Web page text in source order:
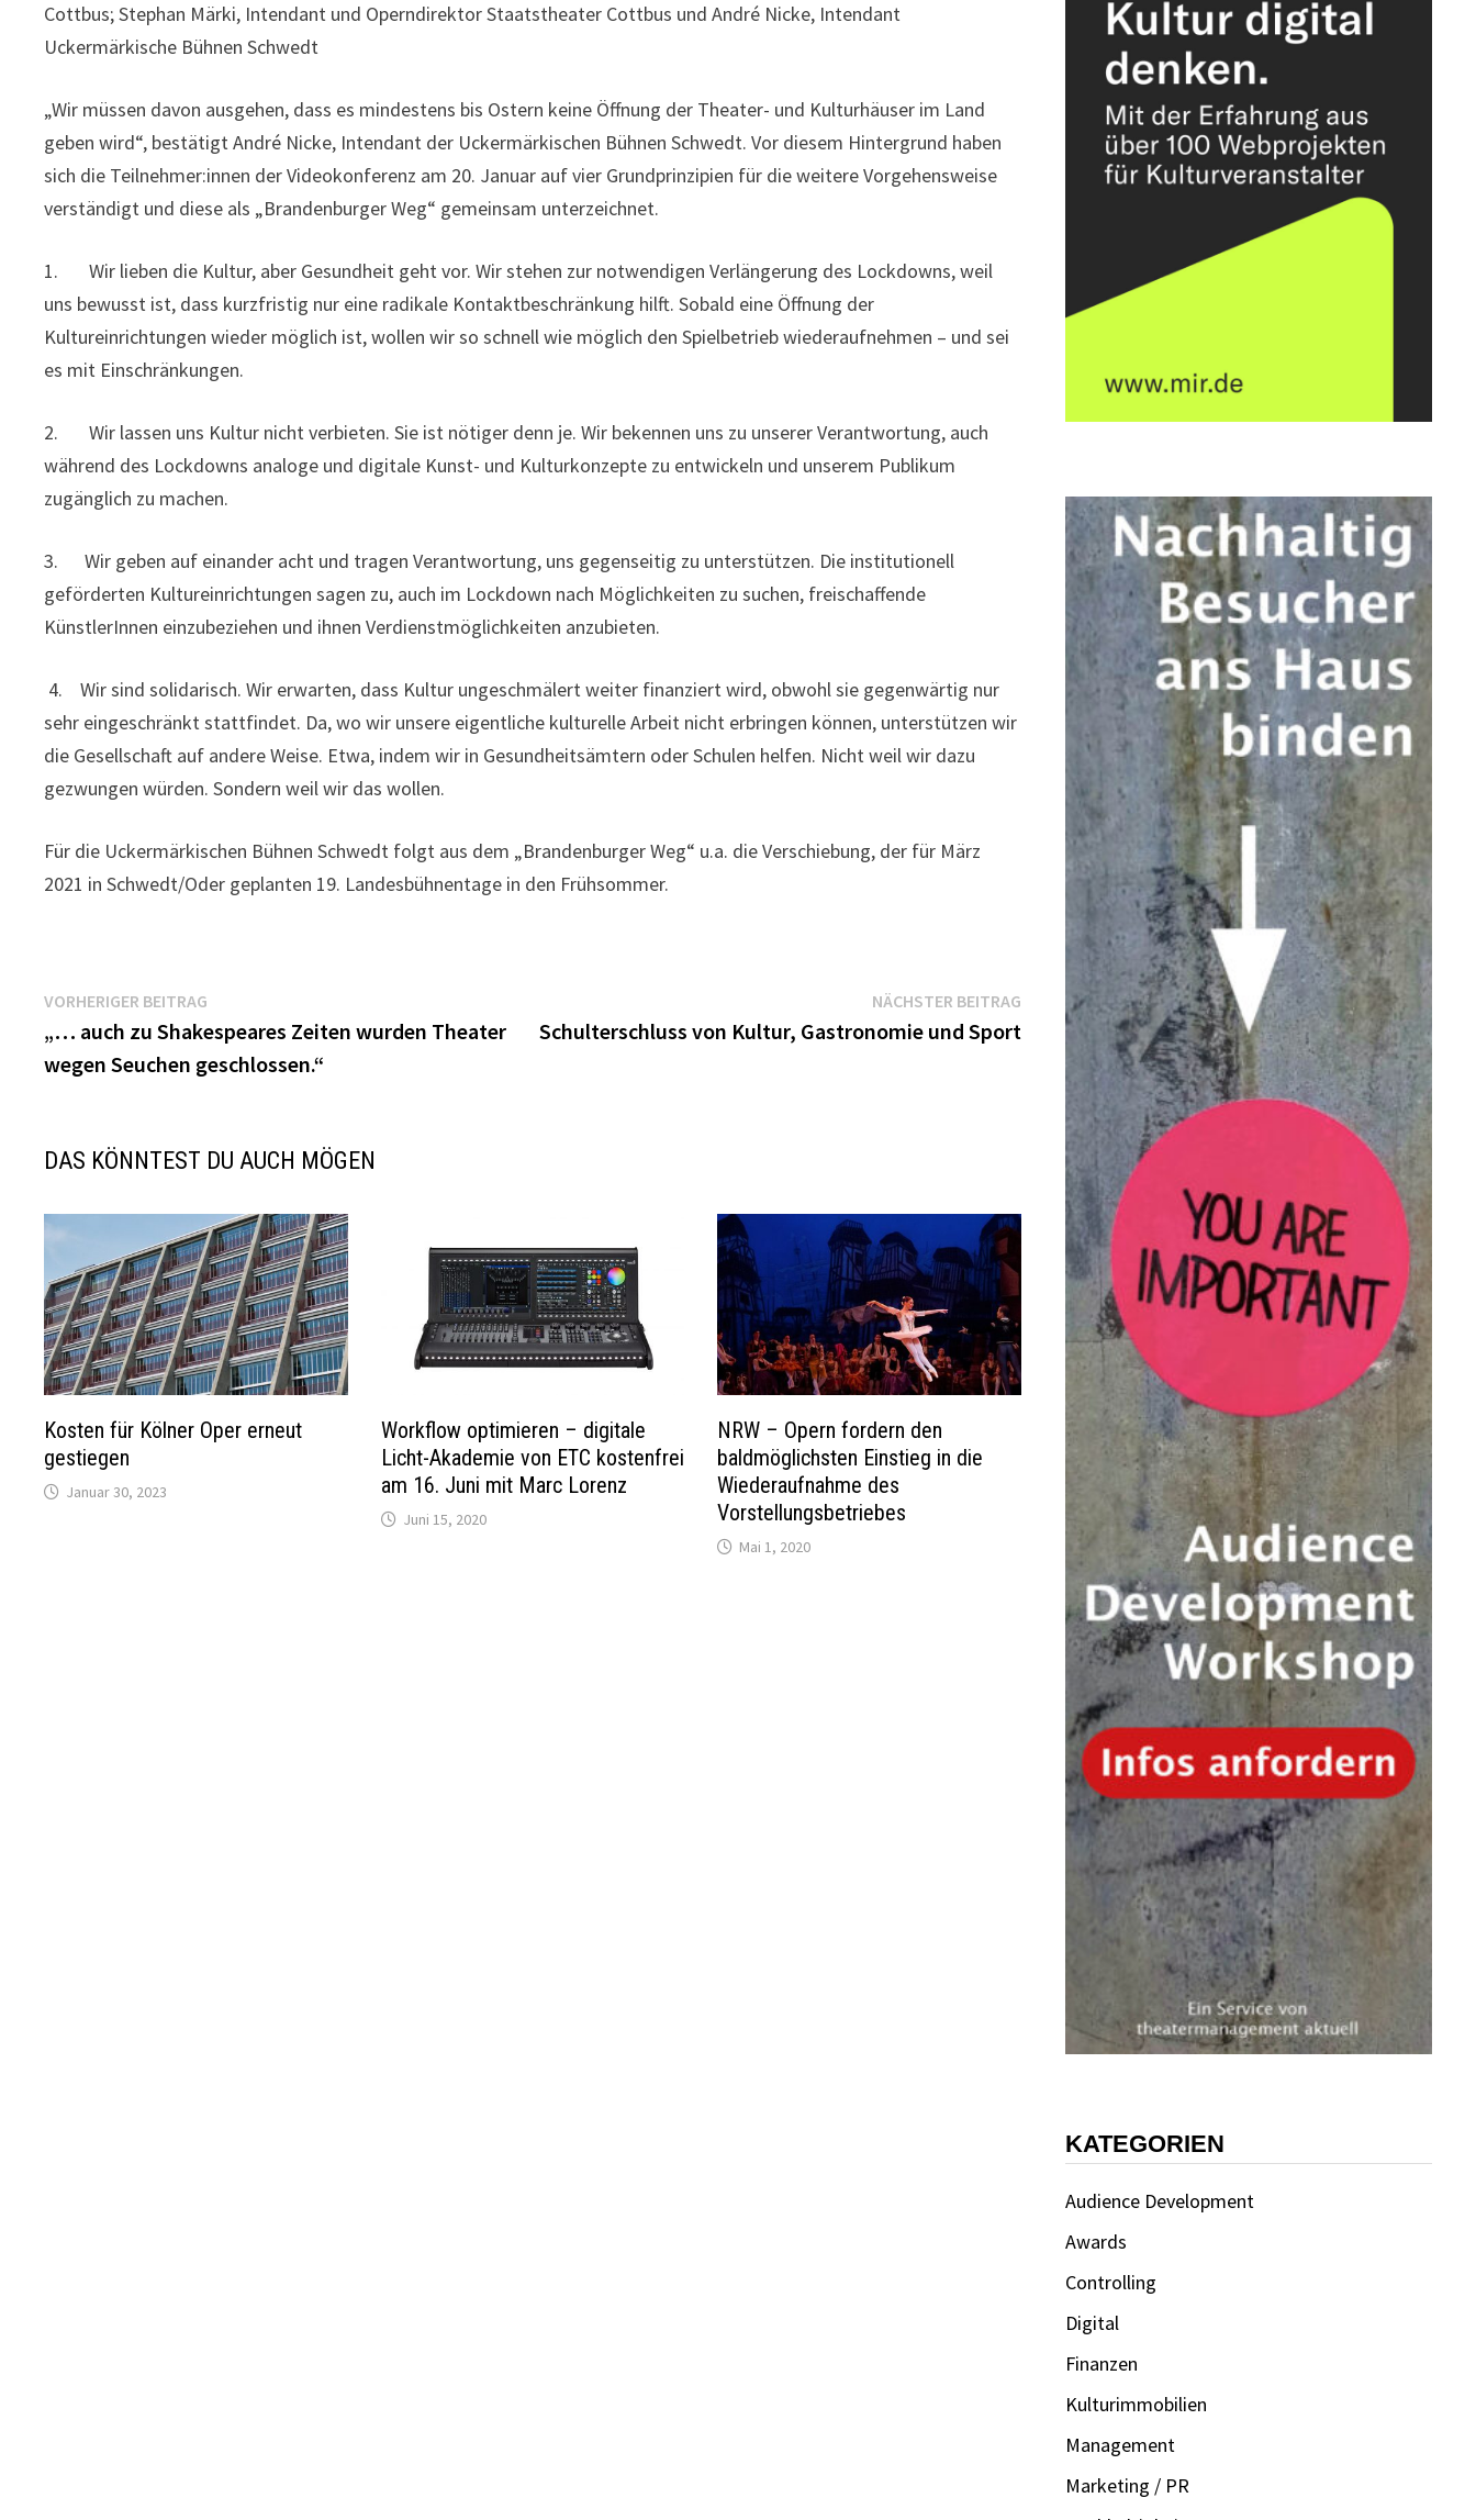
Cottbus; Stephan Märki, Intendant und Operndirektor Staatstheater Cottbus und André Nicke, Intendant
Uckermärkische Bühnen Schwedt
„Wir müssen davon ausgehen, dass es mindestens bis Ostern keine Öffnung der Theater- und Kulturhäuser im Land
geben wird“, bestätigt André Nicke, Intendant der Uckermärkischen Bühnen Schwedt. Vor diesem Hintergrund haben
sich die Teilnehmer:innen der Videokonferenz am 20. Januar auf vier Grundprinzipien für die weitere Vorgehensweise
verständigt und diese als „Brandenburger Weg“ gemeinsam unterzeichnet.
1. Wir lieben die Kultur, aber Gesundheit geht vor. Wir stehen zur notwendigen Verlängerung des Lockdowns, weil
uns bewusst ist, dass kurzfristig nur eine radikale Kontaktbeschränkung hilft. Sobald eine Öffnung der
Kultureinrichtungen wieder möglich ist, wollen wir so schnell wie möglich den Spielbetrieb wiederaufnehmen – und sei
es mit Einschränkungen.
2. Wir lassen uns Kultur nicht verbieten. Sie ist nötiger denn je. Wir bekennen uns zu unserer Verantwortung, auch
während des Lockdowns analoge und digitale Kunst- und Kulturkonzepte zu entwickeln und unserem Publikum
zugänglich zu machen.
3. Wir geben auf einander acht und tragen Verantwortung, uns gegenseitig zu unterstützen. Die institutionell
geförderten Kultureinrichtungen sagen zu, auch im Lockdown nach Möglichkeiten zu suchen, freischaffende
KünstlerInnen einzubeziehen und ihnen Verdienstmöglichkeiten anzubieten.
4. Wir sind solidarisch. Wir erwarten, dass Kultur ungeschmälert weiter finanziert wird, obwohl sie gegenwärtig nur
sehr eingeschränkt stattfindet. Da, wo wir unsere eigentliche kulturelle Arbeit nicht erbringen können, unterstützen wir
die Gesellschaft auf andere Weise. Etwa, indem wir in Gesundheitsämtern oder Schulen helfen. Nicht weil wir dazu
gezwungen würden. Sondern weil wir das wollen.
Für die Uckermärkischen Bühnen Schwedt folgt aus dem „Brandenburger Weg“ u.a. die Verschiebung, der für März
2021 in Schwedt/Oder geplanten 19. Landesbühnentage in den Frühsommer.
Beitragsnavigation
VORHERIGER BEITRAG
Beitrag:
„… auch zu Shakespeares Zeiten wurden Theater
wegen Seuchen geschlossen.“
NÄCHSTER BEITRAGNächster
Beitrag:
Schulterschluss von Kultur, Gastronomie und Sport
DAS KÖNNTEST DU AUCH MÖGEN
Kosten für Kölner Oper erneut
gestiegen
Januar 30, 2023
Workflow optimieren – digitale
Licht-Akademie von ETC kostenfrei
am 16. Juni mit Marc Lorenz
Juni 15, 2020
NRW – Opern fordern den
baldmöglichsten Einstieg in die
Wiederaufnahme des
Vorstellungsbetriebes
Mai 1, 2020
KATEGORIEN
Audience Development
Awards
Controlling
Digital
Finanzen
Kulturimmobilien
Management
Marketing / PR